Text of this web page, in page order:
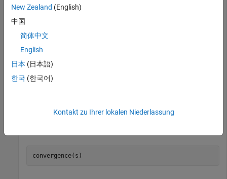
10 GHz.
Z = impedance(m,10e9);
s = solver(m);
Calculate and plot the convergence of the FMM solver for the
convergence(s)
New Zealand (English)
中国
简体中文
English
日本 (日本語)
한국 (한국어)
Kontakt zu Ihrer lokalen Niederlassung